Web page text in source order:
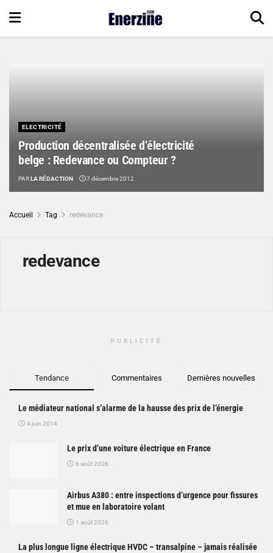
ELECTRICITÉ
Production décentralisée d’électricité
belge : Redevance ou Compteur ?
PARLA RÉDACTION 7 décembre 2012
Accueil Tag redevance
redevance
PUBLICITÉ
Tendance Commentaires Dernières nouvelles
Le médiateur national s’alarme de la hausse des prix de l’énergie
4 juin 2014
Le prix d’une voiture électrique en France
6 août 2026
Airbus A380 : entre inspections d’urgence pour fissures
et mue en laboratoire volant
1 août 2026
La plus longue ligne électrique HVDC – transalpine – jamais réalisée